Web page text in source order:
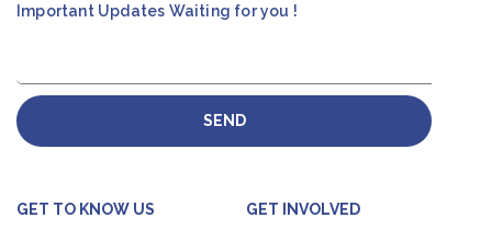
Important Updates Waiting for you !
SEND
GET TO KNOW US GET INVOLVED